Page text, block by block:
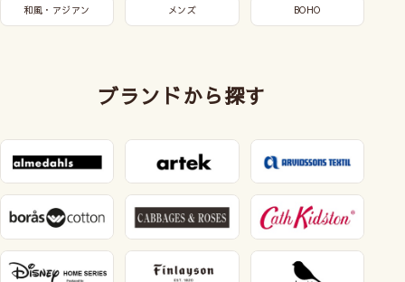
和風・アジアン メンズ BOHO
ブランドから探す